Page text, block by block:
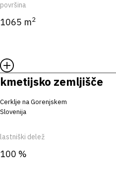
površina
1065 m2
kmetijsko zemljišče
Cerklje na Gorenjskem
Slovenija
lastniški delež
100 %